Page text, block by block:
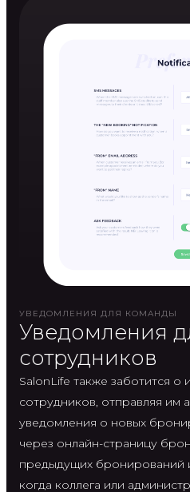
УВЕДОМЛЕНИЯ ДЛЯ КОМАНДЫ
Уведомления
сотрудников
SalonLife также заботится
сотрудников, отправляя им
уведомления о новых
через онлайн-страницу
предыдущих бронирований
когда коллега или